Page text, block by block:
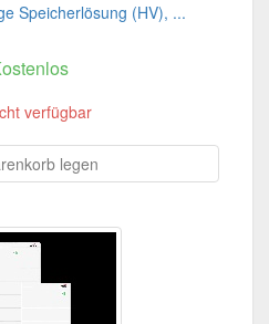
Speicherlösung (HV), ...
verfügbar
legen